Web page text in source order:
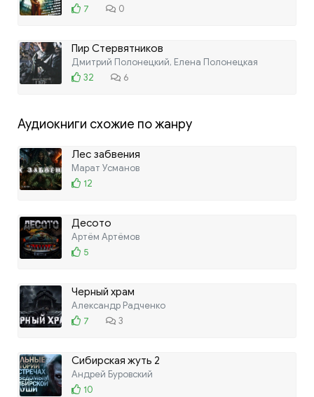
7
0
Пир Стервятников
Дмитрий Полонецкий, Елена Полонецкая
32
6
Аудиокниги схожие по жанру
Лес забвения
Марат Усманов
12
Десото
Артём Артёмов
5
Черный храм
Александр Радченко
7
3
Сибирская жуть 2
Андрей Буровский
10